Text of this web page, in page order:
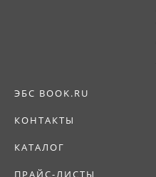
ЭБС BOOK.RU
КОНТАКТЫ
КАТАЛОГ
ПРАЙС-ЛИСТЫ